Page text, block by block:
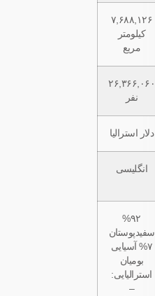
۷,۶۸۸,۱۲۶
کیلومتر
مربع
۲۶,۳۶۶,۰۶۰
نفر
دلار استرالیا
انگلیسی
%۹۲
سفیدپوستان
%۷ آسیایی
بومیان
استرالیایی:
–